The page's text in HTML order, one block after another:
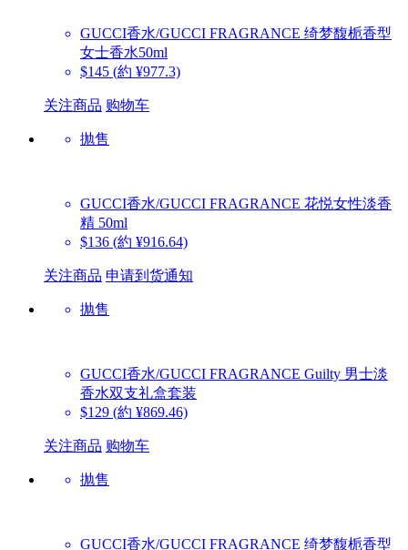
GUCCI香水/GUCCI FRAGRANCE 绮梦馥栀香型
女士香水50ml
$145 (約 ¥977.3)
关注商品 购物车
抛售
GUCCI香水/GUCCI FRAGRANCE 花悦女性淡香
精 50ml
$136 (約 ¥916.64)
关注商品 申请到货通知
抛售
GUCCI香水/GUCCI FRAGRANCE Guilty 男士淡
香水双支礼盒套装
$129 (約 ¥869.46)
关注商品 购物车
抛售
GUCCI香水/GUCCI FRAGRANCE 绮梦馥栀香型